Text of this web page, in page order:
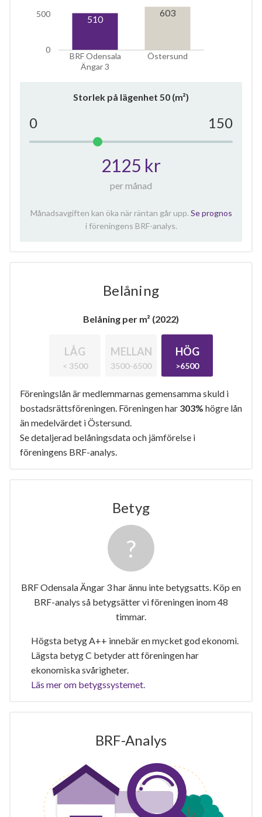
BRF Odensala
Ängar 3
Östersund
0
500 510
603
Storlek på lägenhet 50 (m²)
0 150
2125 kr
per månad
Månadsavgiften kan öka när räntan går upp. Se prognos
i föreningens BRF-analys.
Belåning
Belåning per m² (2022)
LÅG
< 3500
MELLAN
3500-6500
HÖG
>6500
Föreningslån är medlemmarnas gemensamma skuld i
bostadsrättsföreningen. Föreningen har 303% högre lån
än medelvärdet i Östersund.
Se detaljerad belåningsdata och jämförelse i
föreningens BRF-analys.
Betyg
BRF Odensala Ängar 3 har ännu inte betygsatts. Köp en
BRF-analys så betygsätter vi föreningen inom 48
timmar.
Högsta betyg A++ innebär en mycket god ekonomi.
Lägsta betyg C betyder att föreningen har
ekonomiska svårigheter.
Läs mer om betygssystemet.
BRF-Analys